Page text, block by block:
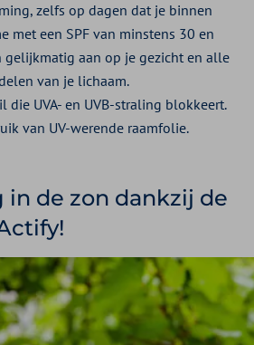
zelfs op dagen dat je binnen
met een SPF van minstens 30 en
gelijkmatig aan op je gezicht en alle
van je lichaam.
die UVA- en UVB-straling blokkeert.
van UV-werende raamfolie.
in de zon dankzij de